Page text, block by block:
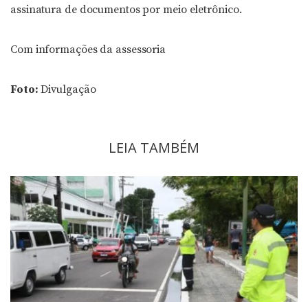
assinatura de documentos por meio eletrônico.
Com informações da assessoria
Foto: Divulgação
LEIA TAMBÉM